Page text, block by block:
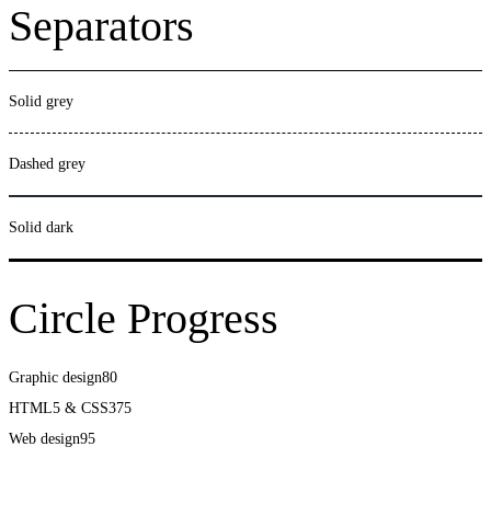
Separators
Solid grey
Dashed grey
Solid dark
Circle Progress
Graphic design80
HTML5 & CSS375
Web design95